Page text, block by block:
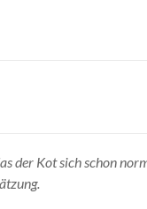
der Kot sich schon